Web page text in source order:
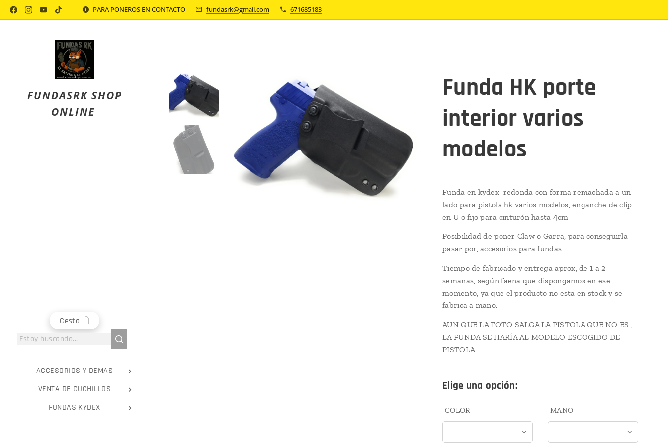
Política de Privacidad PARA PONEROS EN CONTACTO fundasrk@gmail.com 671685183
FUNDASRK SHOP
ONLINE
Cesta
ACCESORIOS Y DEMAS
VENTA DE CUCHILLOS
FUNDAS KYDEX
Funda HK porte
interior varios
modelos
Funda en kydex redonda con forma remachada a un
lado para pistola hk varios modelos, enganche de clip
en U o fijo para cinturón hasta 4cm
Posibilidad de poner Claw o Garra, para conseguirla
pasar por, accesorios para fundas
Tiempo de fabricado y entrega aprox, de 1 a 2
semanas, según faena que dispongamos en ese
momento, ya que el producto no esta en stock y se
fabrica a mano.
AUN QUE LA FOTO SALGA LA PISTOLA QUE NO ES ,
LA FUNDA SE HARÍA AL MODELO ESCOGIDO DE
PISTOLA
Elige una opción:
COLOR MANO